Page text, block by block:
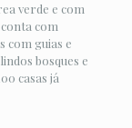
verde e com
com
com guias e
bosques e
casas já